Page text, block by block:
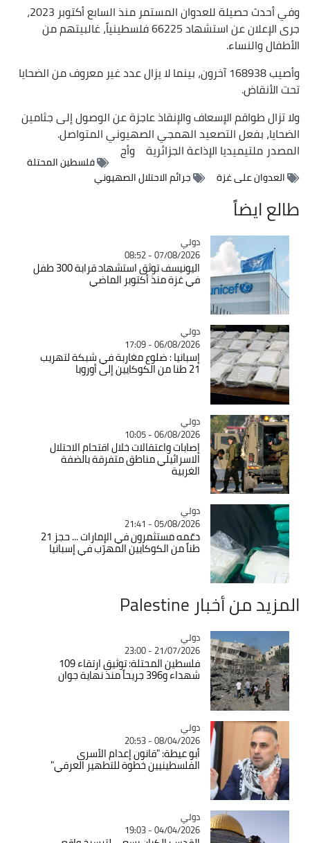
وفي أحدث حصيلة للعدوان المستمر منذ السابع أكتوبر 2023،
جرى الإعلان عن استشهاد 66225 فلسطينياً، غالبيتهم من
الأطفال والنساء.
وأصيب 168938 آخرون، بينما لا يزال عدد غير معروف من الضحايا
تحت الأنقاض.
ولا تزال طواقم الإسعاف والإنقاذ عاجزة عن الوصول إلى جثامين
الضحايا، بفعل التصعيد الهمجي الصهيوني المتواصل.
المصدرملتيميديا الإذاعة الجزائرية وأج
فلسطين المحتلة
العدوان على غزة
جرائم الاحتلال الصهيوني
طالع ايضاً
Catégorie
دولي
07/08/2026 - 08:52
اليونيسف توثق استشهاد قرابة 300 طفل
في غزة منذ أكتوبر الماضي
Catégorie
دولي
06/08/2026 - 17:09
إسبانيا : ضلوع مغاربة في شبكة لتهريب
21 طنا من الكوكايين إلى أوروبا
Catégorie
دولي
06/08/2026 - 10:05
إصابات واعتقالات خلال اقتحام الاحتلال
الاسرائيلي مناطق متفرقة بالضفة
الغربية
Catégorie
دولي
05/08/2026 - 21:41
دعّمه مستثمرون في الإمارات ... حجز 21
طناً من الكوكايين المهرّب في إسبانيا
المزيد من أخبار Palestine
Catégorie
دولي
21/07/2026 - 23:00
فلسطين المحتلة: توثيق ارتقاء 109
شهداء و396 جريحاً منذ نهاية جوان
Catégorie
دولي
08/04/2026 - 20:53
أبو عيطة: "قانون إعدام الأسرى
الفلسطينيين خطوة للتطهير العرقي"
Catégorie
دولي
04/04/2026 - 19:03